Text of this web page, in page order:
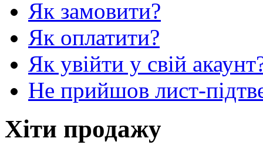
Як замовити?
Як оплатити?
Як увійти у свій
Не прийшов лист-
Хіти продажу